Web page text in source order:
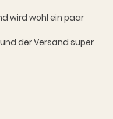
wird wohl ein paar
der Versand super